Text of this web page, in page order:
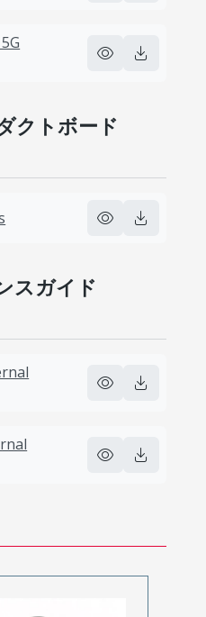
クトボード
スガイド